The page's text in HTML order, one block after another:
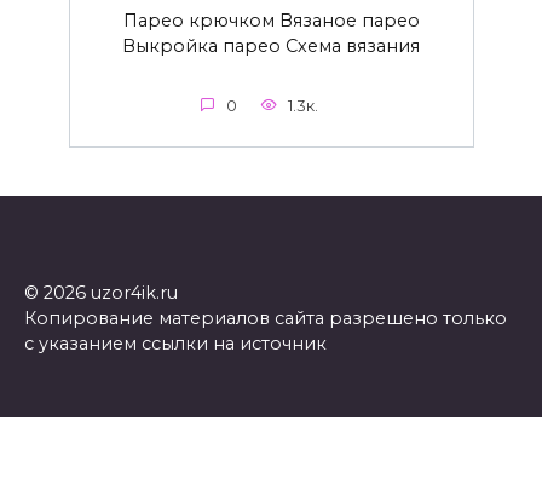
Парео крючком Вязаное парео
Выкройка парео Схема вязания
0 1.3к.
© 2026 uzor4ik.ru
Копирование материалов сайта разрешено только
с указанием ссылки на источник